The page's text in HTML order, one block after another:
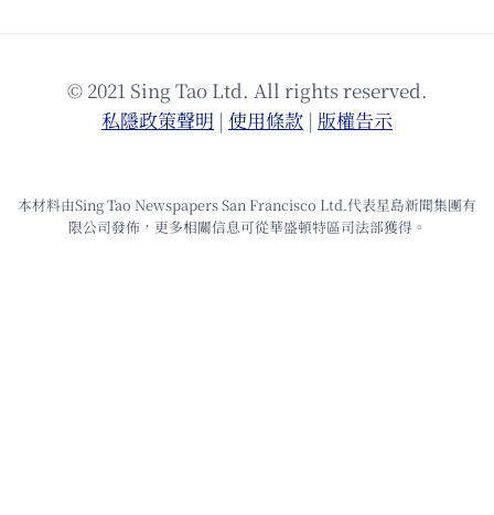
© 2021 Sing Tao Ltd. All rights reserved.
私隱政策聲明 | 使⽤條款 | 版權告⽰
本材料由Sing Tao Newspapers San Francisco Ltd.代表星島新聞集團有
限公司發佈，更多相關信息可從華盛頓特區司法部獲得。